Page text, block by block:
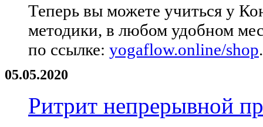
Теперь вы можете учиться у
методики, в любом удобном
по ссылке: yogaflow.online/shop.
05.05.2020
Ритрит непрерывной